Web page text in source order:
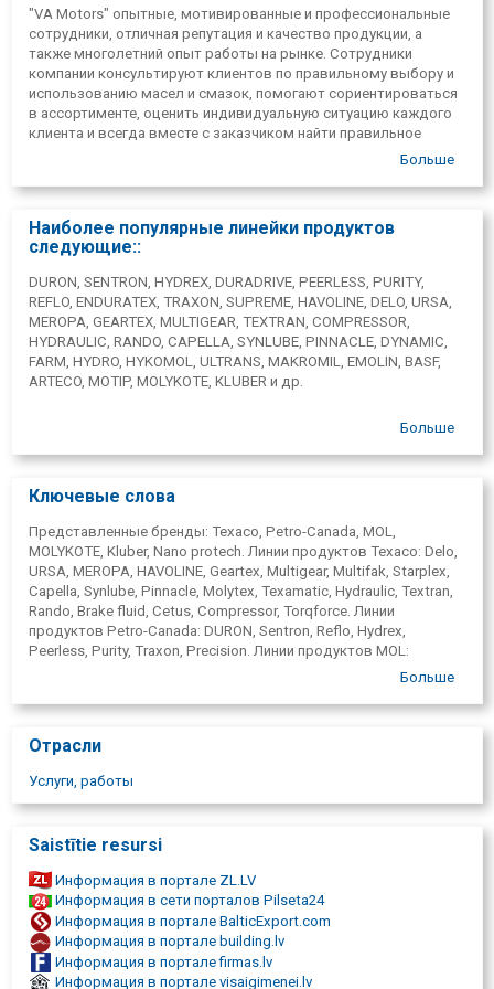
анализы масла) обслуживание в сотрудничестве с
международно аккредитованной лабораторией.
"VA Motors" опытные, мотивированные и профессиональные
сотрудники, отличная репутация и качество продукции, а
также многолетний опыт работы на рынке. Сотрудники
компании консультируют клиентов по правильному выбору и
использованию масел и смазок, помогают сориентироваться
в ассортименте, оценить индивидуальную ситуацию каждого
клиента и всегда вместе с заказчиком найти правильное
Больше
Наиболее популярные линейки продуктов
следующие::
DURON, SENTRON, HYDREX, DURADRIVE, PEERLESS, PURITY,
REFLO, ENDURATEX, TRAXON, SUPREME, HAVOLINE, DELO, URSA,
MEROPA, GEARTEX, MULTIGEAR, TEXTRAN, COMPRESSOR,
HYDRAULIC, RANDO, CAPELLA, SYNLUBE, PINNACLE, DYNAMIC,
FARM, HYDRO, HYKOMOL, ULTRANS, MAKROMIL, EMOLIN, BASF,
ARTECO, MOTIP, MOLYKOTE, KLUBER и др.
Больше
Ключевые слова
Представленные бренды: Texaco, Petro-Canada, MOL,
MOLYKOTE, Kluber, Nano protech. Линии продуктов Texaco: Delo,
URSA, MEROPA, HAVOLINE, Geartex, Multigear, Multifak, Starplex,
Capella, Synlube, Pinnacle, Molytex, Texamatic, Hydraulic, Textran,
Rando, Brake fluid, Cetus, Compressor, Torqforce. Линии
продуктов Petro-Canada: DURON, Sentron, Reflo, Hydrex,
Peerless, Purity, Traxon, Precision. Линии продуктов MOL:
Dynamic, Transit, Hydro, Farm, Makromil, Hykomol, Ultrans, Evox.
автомашини, масла для грузовиков, масла для грузовиков.
тракторный, тракторная техника, строительная техника,
Промышленный, промышленные масла, индустриальной
техники, морозильных компрессоров, турбина,
гидравлическое масло, ( для гидравлики) трансмиссия,
трансмиссий, коробка передач, автоматических Коробок
Передач, автоматов, коробки передач, коробок, мостов,
редукторы, компрессоров, компрессорные масла, вакуумных
насосов, вакуумные масла, термомасла, продовольственной
промышленности, белые, масла-теплоносители, формы,
форм, технические масла. Газовых моторов, двигателей на
Больше
Отрасли
Услуги, работы
Saistītie resursi
Информация в портале ZL.LV
Информация в сети порталов Pilseta24
Информация в портале BalticExport.com
Информация в портале building.lv
Информация в портале firmas.lv
Информация в портале visaigimenei.lv